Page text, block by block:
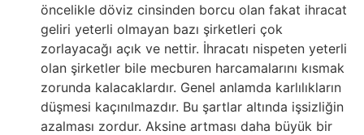
öncelikle döviz cinsinden borcu olan fakat ihracat
geliri yeterli olmayan bazı şirketleri çok
zorlayacağı açık ve nettir. İhracatı nispeten yeterli
olan şirketler bile mecburen harcamalarını kısmak
zorunda kalacaklardır. Genel anlamda karlılıkların
düşmesi kaçınılmazdır. Bu şartlar altında işsizliğin
azalması zordur. Aksine artması daha büyük bir